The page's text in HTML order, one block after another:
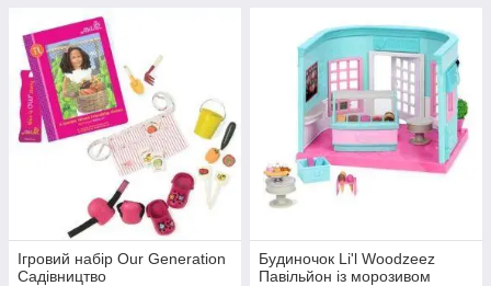
Ігровий набір Our Generation
Садівництво
Будиночок Li'l Woodzeez
Павільйон із морозивом